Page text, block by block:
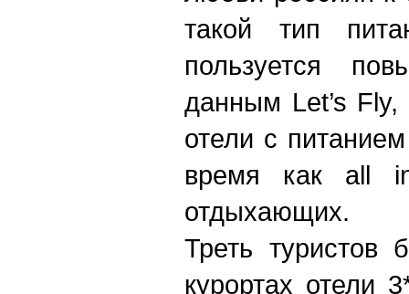
такой тип
пользуется
данным Let’s
отели с
время как all
отдыхающих.
Треть туристов
курортах отели